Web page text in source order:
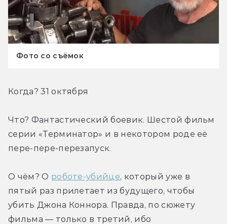
Фото со съёмок
Когда? 31 октября
Что? Фантастический боевик. Шестой фильм
серии «Терминатор» и в некотором роде её
пере-пере-перезапуск.
О чём? О роботе-убийце, который уже в
пятый раз прилетает из будущего, чтобы
убить Джона Коннора. Правда, по сюжету
фильма — только в третий, ибо